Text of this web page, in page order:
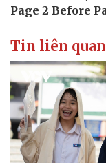
Thể thao
Bóng đá
Lịch thi đấu bóng đá
Tin liên quan